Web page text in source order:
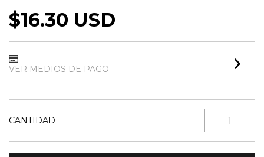
$16.30 USD
VER MEDIOS DE PAGO
CANTIDAD